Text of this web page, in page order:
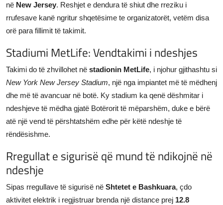
në New Jersey. Reshjet e dendura të shiut dhe rreziku i
rrufesave kanë ngritur shqetësime te organizatorët, vetëm disa
orë para fillimit të takimit.
Stadiumi MetLife: Vendtakimi i ndeshjes
Takimi do të zhvillohet në stadionin MetLife, i njohur gjithashtu si
New York New Jersey Stadium, një nga impiantet më të mëdhenj
dhe më të avancuar në botë. Ky stadium ka qenë dëshmitar i
ndeshjeve të mëdha gjatë Botërorit të mëparshëm, duke e bërë
atë një vend të përshtatshëm edhe për këtë ndeshje të
rëndësishme.
Rregullat e sigurisë që mund të ndikojnë në
ndeshje
Sipas rregullave të sigurisë në Shtetet e Bashkuara, çdo
aktivitet elektrik i regjistruar brenda një distance prej 12.8